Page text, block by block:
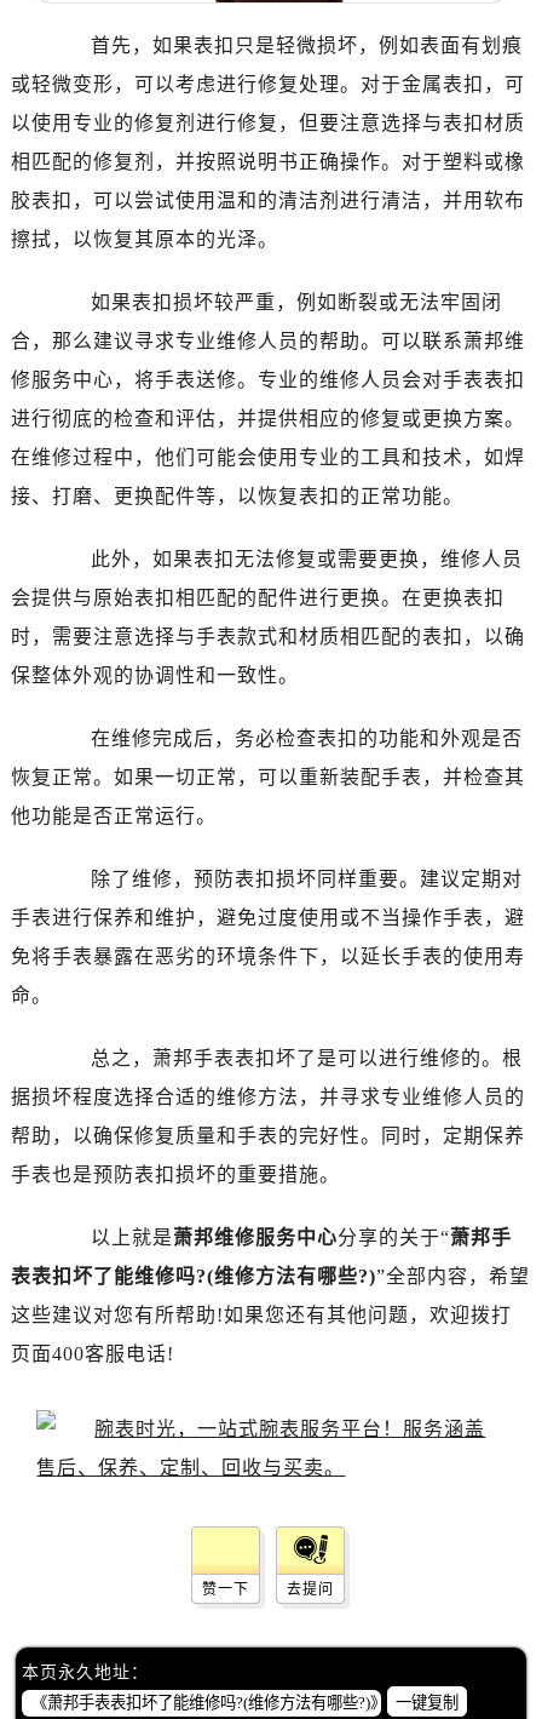
首先，如果表扣只是轻微损坏，例如表面有划痕
或轻微变形，可以考虑进行修复处理。对于金属表扣，可
以使用专业的修复剂进行修复，但要注意选择与表扣材质
相匹配的修复剂，并按照说明书正确操作。对于塑料或橡
胶表扣，可以尝试使用温和的清洁剂进行清洁，并用软布
擦拭，以恢复其原本的光泽。
如果表扣损坏较严重，例如断裂或无法牢固闭
合，那么建议寻求专业维修人员的帮助。可以联系萧邦维
修服务中心，将手表送修。专业的维修人员会对手表表扣
进行彻底的检查和评估，并提供相应的修复或更换方案。
在维修过程中，他们可能会使用专业的工具和技术，如焊
接、打磨、更换配件等，以恢复表扣的正常功能。
此外，如果表扣无法修复或需要更换，维修人员
会提供与原始表扣相匹配的配件进行更换。在更换表扣
时，需要注意选择与手表款式和材质相匹配的表扣，以确
保整体外观的协调性和一致性。
在维修完成后，务必检查表扣的功能和外观是否
恢复正常。如果一切正常，可以重新装配手表，并检查其
他功能是否正常运行。
除了维修，预防表扣损坏同样重要。建议定期对
手表进行保养和维护，避免过度使用或不当操作手表，避
免将手表暴露在恶劣的环境条件下，以延长手表的使用寿
命。
总之，萧邦手表表扣坏了是可以进行维修的。根
据损坏程度选择合适的维修方法，并寻求专业维修人员的
帮助，以确保修复质量和手表的完好性。同时，定期保养
手表也是预防表扣损坏的重要措施。
以上就是萧邦维修服务中心分享的关于“萧邦手
表表扣坏了能维修吗?(维修方法有哪些?)”全部内容，希望
这些建议对您有所帮助!如果您还有其他问题，欢迎拨打
页面400客服电话!
赞一下 去提问
本页永久地址：
一键复制